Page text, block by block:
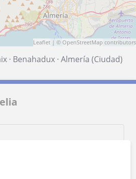
Leaflet | © OpenStreetMap contributors
· Benahadux · Almería (Ciudad)